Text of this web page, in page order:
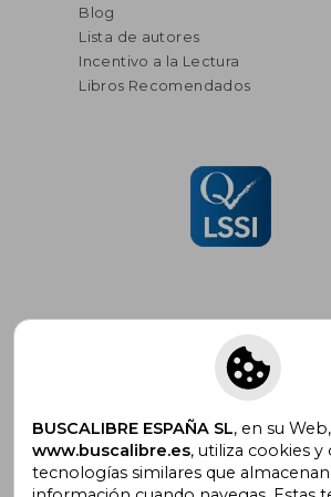
Blog
Lista de autores
Incentivo a la Lectura
Libros Recomendados
Suscríbete para recibir
promociones
BUSCALIBRE ESPAÑA SL, en su Web,
www.buscalibre.es, utiliza cookies y
tecnologías similares que